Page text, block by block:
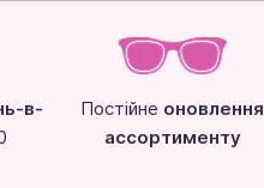
в-
Постійне оновлення
ассортименту